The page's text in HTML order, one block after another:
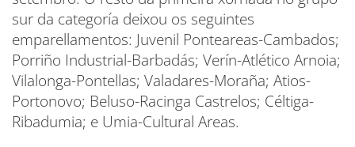
sur da categoría deixou os seguintes
emparellamentos: Juvenil Ponteareas-Cambados;
Porriño Industrial-Barbadás; Verín-Atlético Arnoia;
Vilalonga-Pontellas; Valadares-Moraña; Atios-
Portonovo; Beluso-Racinga Castrelos; Céltiga-
Ribadumia; e Umia-Cultural Areas.